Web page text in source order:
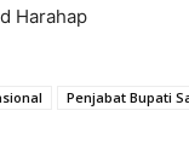
Harahap
Penjabat Bupati